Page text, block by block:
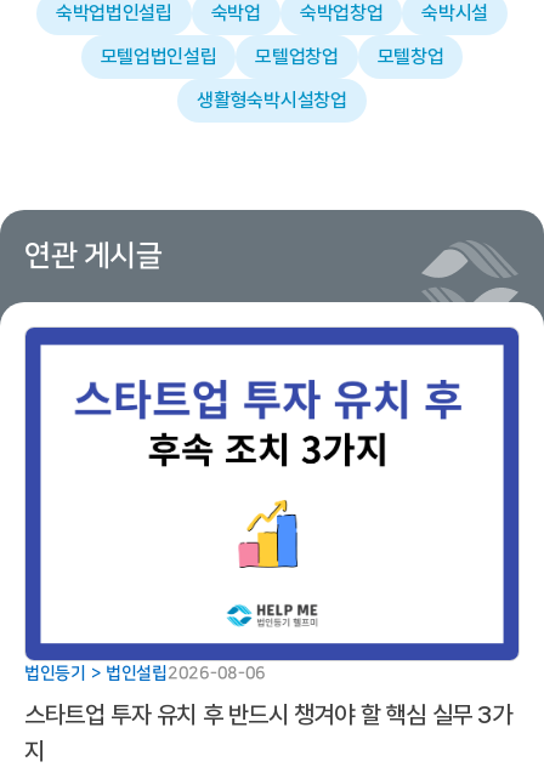
숙박업법인설립 숙박업 숙박업창업
숙박시설
모텔업법인설립
모텔업창업
모텔창업
생활형숙박시설창업
연관 게시글
법인등기 > 법인설립2026-08-06
스타트업 투자 유치 후 반드시 챙겨야 할 핵심 실무 3가
지